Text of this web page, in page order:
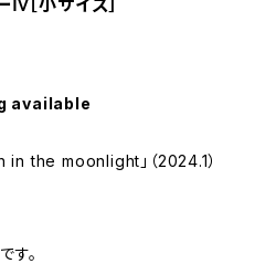
Ⅳ［小サイズ］
available
the moonlight」（2024.1）
す。